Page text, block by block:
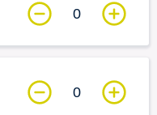
0
0